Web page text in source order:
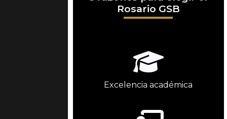
Rosario GSB
Excelencia académica